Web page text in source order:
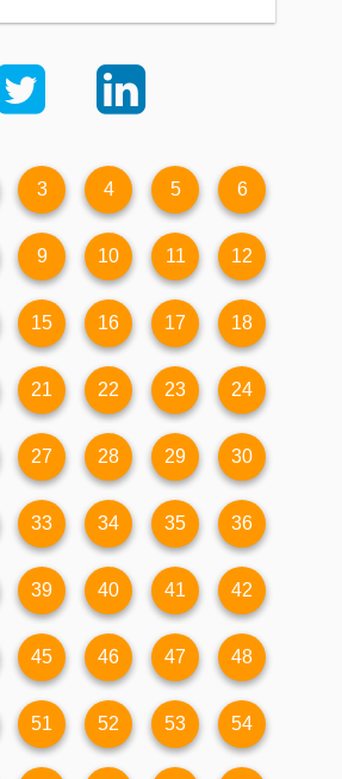
3 4 5 6
9 10 11 12
15 16 17 18
21 22 23 24
27 28 29 30
33 34 35 36
39 40 41 42
45 46 47 48
51 52 53 54